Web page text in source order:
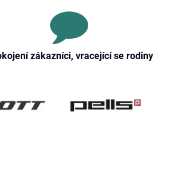
zákazníci, vracející se rodiny